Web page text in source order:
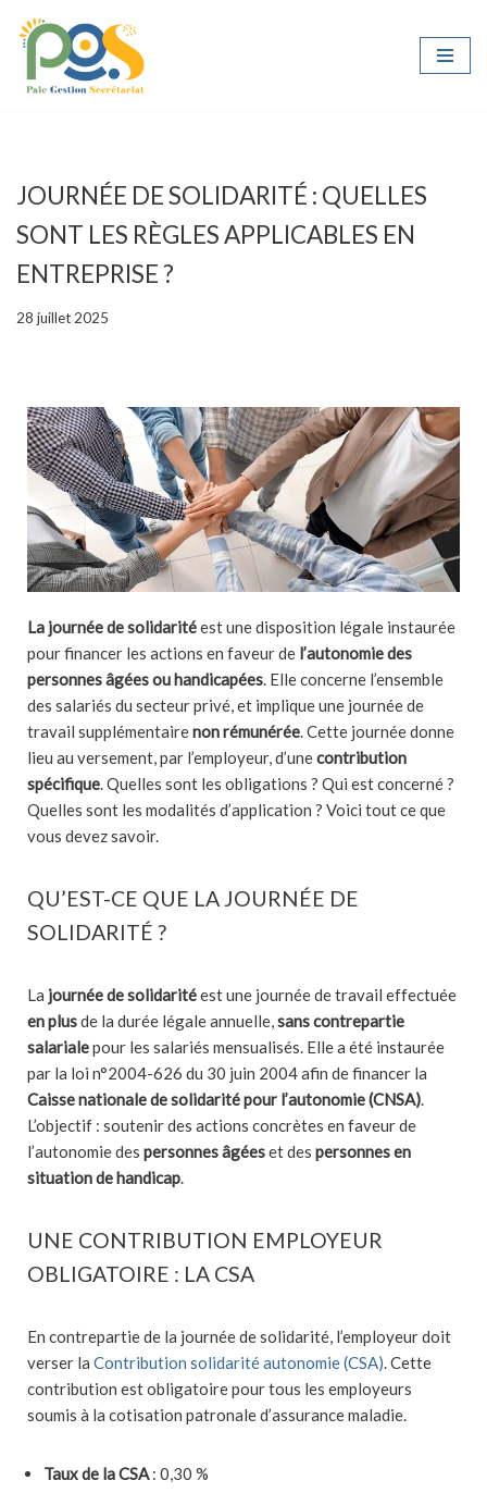
Aller
au
JOURNÉE DE SOLIDARITÉ : QUELLES
SONT LES RÈGLES APPLICABLES EN
ENTREPRISE ?
28 juillet 2025
La journée de solidaritéest une disposition légale instaurée
pour financer les actions en faveur de l’autonomie des
personnes âgées ou handicapées. Elle concerne l’ensemble
des salariés du secteur privé, et implique une journée de
travail supplémentairenon rémunérée. Cette journée donne
lieu au versement, par l’employeur, d’unecontribution
spécifique. Quelles sont les obligations ? Qui est concerné ?
Quelles sont les modalités d’application ? Voici tout ce que
vous devez savoir.
QU’EST-CE QUE LA JOURNÉE DE
SOLIDARITÉ ?
La journée de solidaritéest une journée de travail effectuée
en plusde la durée légale annuelle,sans contrepartie
salarialepour les salariés mensualisés. Elle a été instaurée
par la loi n°2004-626 du 30 juin 2004 afin de financer la
Caisse nationale de solidarité pour l’autonomie (CNSA).
L’objectif : soutenir des actions concrètes en faveur de
l’autonomie des personnes âgéeset des personnes en
situation de handicap.
UNE CONTRIBUTION EMPLOYEUR
OBLIGATOIRE : LA CSA
En contrepartie de la journée de solidarité, l’employeur doit
verser la Contribution solidarité autonomie (CSA). Cette
contribution est obligatoire pour tous les employeurs
soumis à la cotisation patronale d’assurance maladie.
Taux de la CSA: 0,30 %